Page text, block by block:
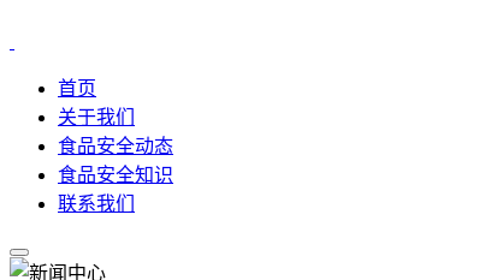
首页
关于我们
食品安全动态
食品安全知识
联系我们